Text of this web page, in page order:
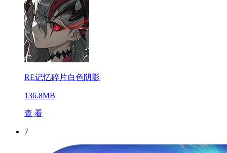
RE记忆碎片白色阴影
136.8MB
查 看
7